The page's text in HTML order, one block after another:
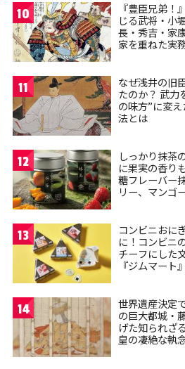
10
『豊臣兄弟！
じる武将・小
長・秀吉・家
家を重ねた実
11
なぜ浅井の旧
たのか？ 武力
の味方”に変
法とは
12
しっかり抹茶
に果実の香り
糖フレーバー
リー、マンゴ
13
コンビニおに
に！コンビニ
チーフにした
『ジムマート
14
世界遺産決定
の巨大都城・
げた知られざ
皇の凄絶な執